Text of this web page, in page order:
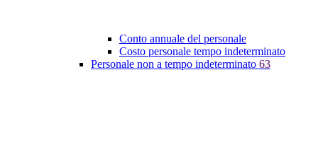
Conto annuale del personale
Costo personale tempo indeterminato
Personale non a tempo indeterminato 63